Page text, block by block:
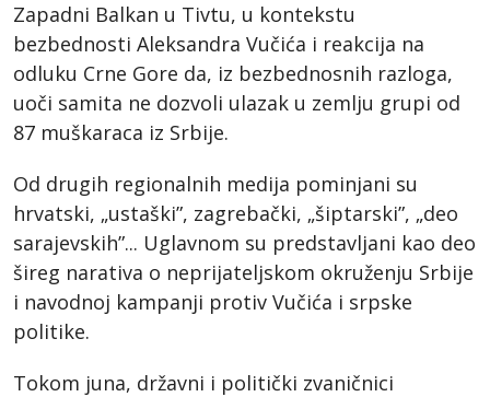
Zapadni Balkan u Tivtu, u kontekstu
bezbednosti Aleksandra Vučića i reakcija na
odluku Crne Gore da, iz bezbednosnih razloga,
uoči samita ne dozvoli ulazak u zemlju grupi od
87 muškaraca iz Srbije.
Od drugih regionalnih medija pominjani su
hrvatski, „ustaški”, zagrebački, „šiptarski”, „deo
sarajevskih”... Uglavnom su predstavljani kao deo
šireg narativa o neprijateljskom okruženju Srbije
i navodnoj kampanji protiv Vučića i srpske
politike.
Tokom juna, državni i politički zvaničnici